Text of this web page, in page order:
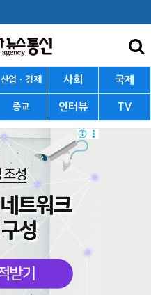
산업ㆍ경제 사회 국제
종교 인터뷰 TV